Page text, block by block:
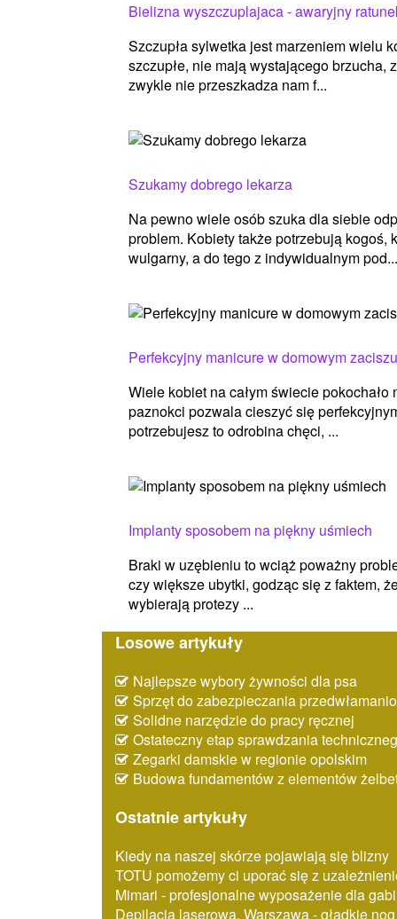
Bielizna wyszczuplajaca - awaryjny
Szczupła sylwetka jest marzeniem wielu
szczupłe, nie mają wystającego brzucha,
zwykle nie przeszkadza nam f...
Szukamy dobrego lekarza
Na pewno wiele osób szuka dla siebie
problem. Kobiety także potrzebują kogoś,
wulgarny, a do tego z indywidualnym pod...
Perfekcyjny manicure w domowym zaciszu
Wiele kobiet na całym świecie
paznokci pozwala cieszyć się
potrzebujesz to odrobina chęci, ...
Implanty sposobem na piękny uśmiech
Braki w uzębieniu to wciąż poważny
czy większe ubytki, godząc się z faktem,
wybierają protezy ...
Losowe artykuły
Najlepsze wybory żywności dla psa
Sprzęt do zabezpieczania
Solidne narzędzie do pracy ręcznej
Ostateczny etap sprawdzania
Zegarki damskie w regionie opolskim
Budowa fundamentów z elementów
Ostatnie artykuły
Kiedy na naszej skórze pojawiają się blizny
TOTU pomożemy ci uporać się z
Mimari - profesjonalne wyposażenie dla
Depilacja laserowa, Warszawa - gładkie